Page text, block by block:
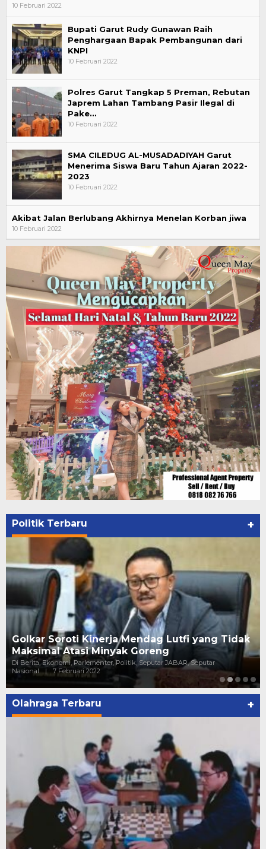
10 Februari 2022
Bupati Garut Rudy Gunawan Raih
Penghargaan Bapak Pembangunan dari
KNPI
10 Februari 2022
Polres Garut Tangkap 5 Preman, Rebutan
Japrem Lahan Tambang Pasir Ilegal di
Pake…
10 Februari 2022
SMA CILEDUG AL-MUSADADIYAH Garut
Menerima Siswa Baru Tahun Ajaran 2022-
2023
10 Februari 2022
Akibat Jalan Berlubang Akhirnya Menelan Korban jiwa
10 Februari 2022
Politik Terbaru +
Golkar Soroti Kinerja Mendag Lutfi yang Tidak
Maksimal Atasi Minyak Goreng
Di Berita, Ekonomi, Parlementer, Politik, Seputar JABAR, Seputar
Nasional
| 7 Februari 2022
Olahraga Terbaru +